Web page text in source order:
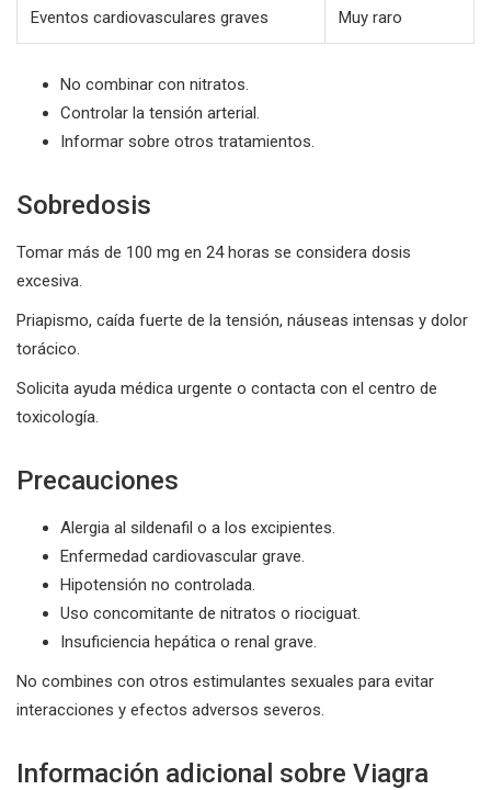
Eventos cardiovasculares graves Muy raro
No combinar con nitratos.
Controlar la tensión arterial.
Informar sobre otros tratamientos.
Sobredosis
Tomar más de 100 mg en 24 horas se considera dosis
excesiva.
Priapismo, caída fuerte de la tensión, náuseas intensas y dolor
torácico.
Solicita ayuda médica urgente o contacta con el centro de
toxicología.
Precauciones
Alergia al sildenafil o a los excipientes.
Enfermedad cardiovascular grave.
Hipotensión no controlada.
Uso concomitante de nitratos o riociguat.
Insuficiencia hepática o renal grave.
No combines con otros estimulantes sexuales para evitar
interacciones y efectos adversos severos.
Información adicional sobre Viagra